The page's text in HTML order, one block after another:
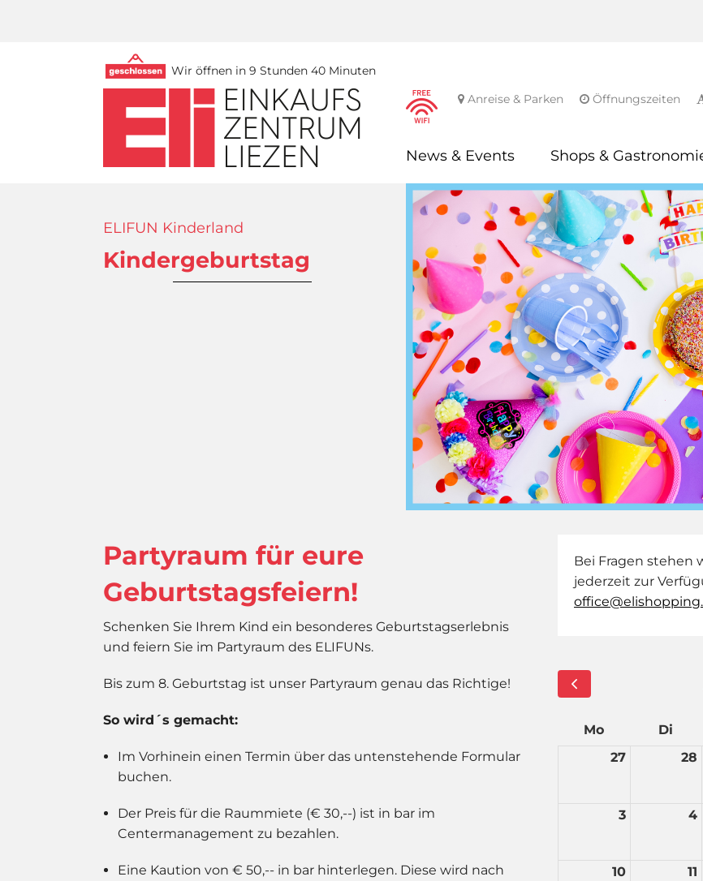
Wir öffnen in 9 Stunden 40 Minuten
Anreise & Parken
Öffnungszeiten
News & Events Shops &
ELIFUN Kinderland
Kindergeburtstag
Partyraum für eure
Geburtstagsfeiern!
Schenken Sie Ihrem Kind ein besonderes Geburtstagserlebnis
und feiern Sie im Partyraum des ELIFUNs.
Bis zum 8. Geburtstag ist unser Partyraum genau das Richtige!
So wird´s gemacht:
Im Vorhinein einen Termin über das untenstehende Formular
buchen.
Der Preis für die Raummiete (€ 30,--) ist in bar im
Centermanagement zu bezahlen.
Eine Kaution von € 50,-- in bar hinterlegen. Diese wird nach
Bei Fragen stehen
jederzeit zur
Mo Di
27
28
3 4
10 11